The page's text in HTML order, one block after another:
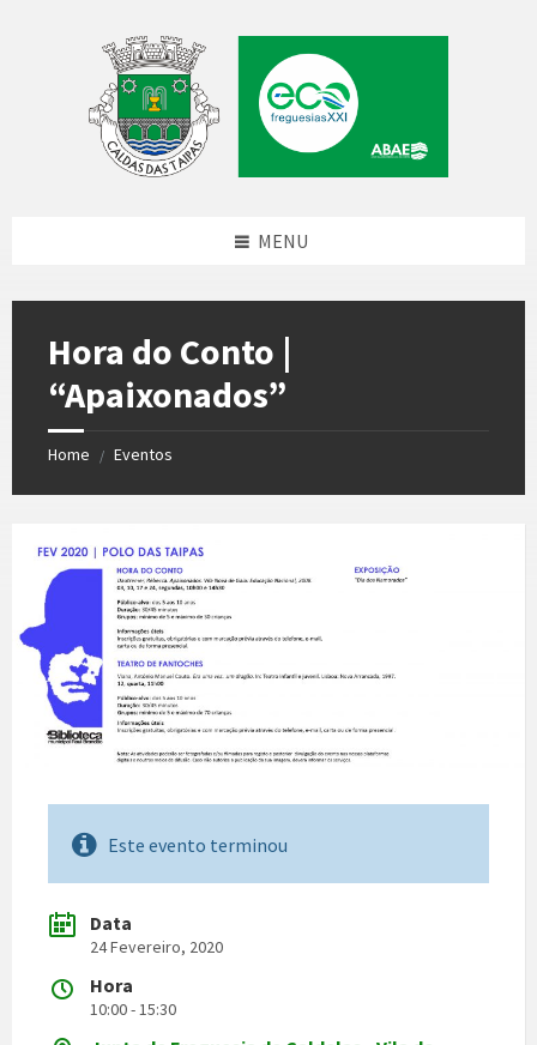
MENU
Hora do Conto |
“Apaixonados”
Home / Eventos
Este evento terminou
Data
24 Fevereiro, 2020
Hora
10:00 - 15:30